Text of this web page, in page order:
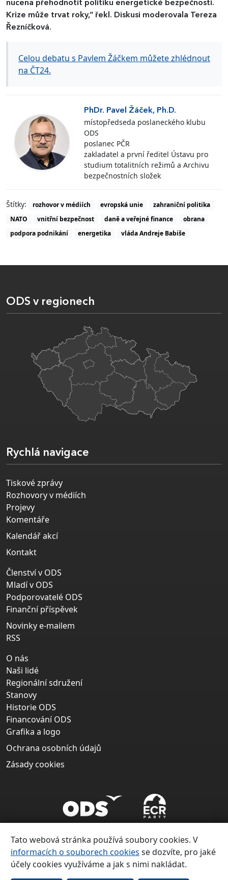
nucena přehodnotit politiku energetické bezpečnosti.
Krize může trvat roky,“ řekl. Diskusi moderovala Tereza
Řezníčková.
Celou debatu s Pavlem Žáčkem můžete zhlédnout
na ČT24.
PhDr. Pavel Žáček, Ph.D.
místopředseda poslaneckého klubu
ODS
poslanec PČR
zakladatel a první ředitel Ústavu pro
studium totalitních režimů a Archivu
bezpečnostních složek
Štítky: rozhovor v médiích evropská unie
zahraniční politika
NATO
vnitřní bezpečnost daně a veřejné finance
obrana
podpora podnikání
energetika vláda Andreje Babiše
ODS v regionech
Rychlá navigace
Tiskové zprávy
Rozhovory v médiích
Projevy
Komentáře
Kalendář akcí
Kontakt
Členství v ODS
Mladí v ODS
Podporovatelé ODS
Finanční příspěvek
Novinky e-mailem
RSS
O nás
Naši lidé
Regionální sdružení
Stanovy
Historie ODS
Financování ODS
Grafika a logo
Ochrana osobních údajů
Zásady cookies
Copyright ©
Tato webová stránka používá soubory cookies. V
informacích o souborech cookies se dozvíte, pro jaké
účely cookies využíváme a jak s nimi nakládat.